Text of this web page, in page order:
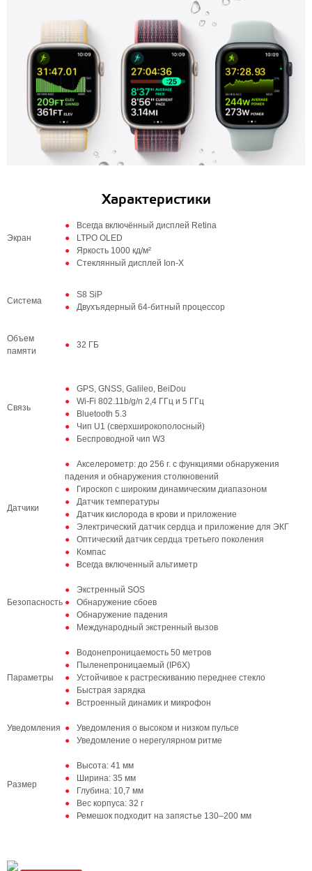
Характеристики
Экран
Всегда включённый дисплей Retina
LTPO OLED
Яркость 1000 кд/м²
Стеклянный дисплей Ion-X
Система
S8 SiP
Двухъядерный 64‑битный процессор
Объем
памяти
32 ГБ
Связь
GPS, GNSS, Galileo, BeiDou
Wi-Fi 802.11b/g/n 2,4 ГГц и 5 ГГц
Bluetooth 5.3
Чип U1 (сверхширокополосный)
Беспроводной чип W3
Датчики
Акселерометр: до 256 г. с функциями обнаружения
падения и обнаружения столкновений
Гироскоп с широким динамическим диапазоном
Датчик температуры
Датчик кислорода в крови и приложение
Электрический датчик сердца и приложение для ЭКГ
Оптический датчик сердца третьего поколения
Компас
Всегда включенный альтиметр
Безопасность
Экстренный SOS
Обнаружение сбоев
Обнаружение падения
Международный экстренный вызов
Параметры
Водонепроницаемость 50 метров
Пыленепроницаемый (IP6X)
Устойчивое к растрескиванию переднее стекло
Быстрая зарядка
Встроенный динамик и микрофон
Уведомления
Уведомления о высоком и низком пульсе
Уведомление о нерегулярном ритме
Размер
Высота: 41 мм
Ширина: 35 мм
Глубина: 10,7 мм
Вес корпуса: 32 г
Ремешок подходит на запястье 130–200 мм